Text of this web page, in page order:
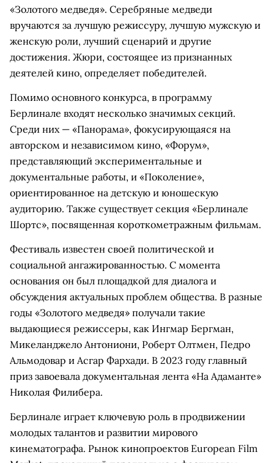
«Золотого медведя». Серебряные медведи
вручаются за лучшую режиссуру, лучшую мужскую и
женскую роли, лучший сценарий и другие
достижения. Жюри, состоящее из признанных
деятелей кино, определяет победителей.
Помимо основного конкурса, в программу
Берлинале входят несколько значимых секций.
Среди них — «Панорама», фокусирующаяся на
авторском и независимом кино, «Форум»,
представляющий экспериментальные и
документальные работы, и «Поколение»,
ориентированное на детскую и юношескую
аудиторию. Также существует секция «Берлинале
Шортс», посвященная короткометражным фильмам.
Фестиваль известен своей политической и
социальной ангажированностью. С момента
основания он был площадкой для диалога и
обсуждения актуальных проблем общества. В разные
годы «Золотого медведя» получали такие
выдающиеся режиссеры, как Ингмар Бергман,
Микеланджело Антониони, Роберт Олтмен, Педро
Альмодовар и Асгар Фархади. В 2023 году главный
приз завоевала документальная лента «На Адаманте»
Николая Филибера.
Берлинале играет ключевую роль в продвижении
молодых талантов и развитии мирового
кинематографа. Рынок кинопроектов European Film